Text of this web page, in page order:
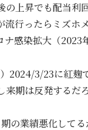
の上昇でも配当利
流行ったらミズホ
感染拡大（2023
2024/3/23に紅麹
来期は反発するだ
の業績悪化して